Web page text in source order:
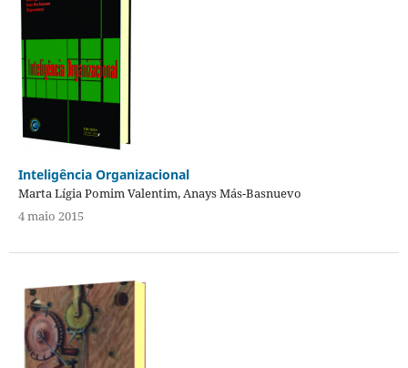
Inteligência Organizacional
Marta Lígia Pomim Valentim, Anays Más-Basnuevo
4 maio 2015